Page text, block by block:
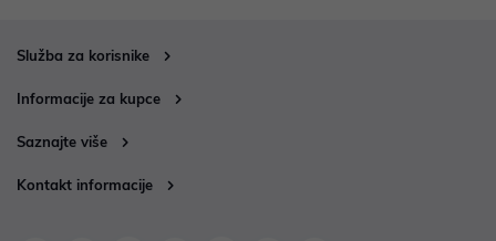
Služba za korisnike
Informacije za kupce
Saznajte više
Kontakt informacije